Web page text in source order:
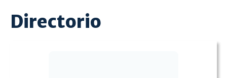
Directorio